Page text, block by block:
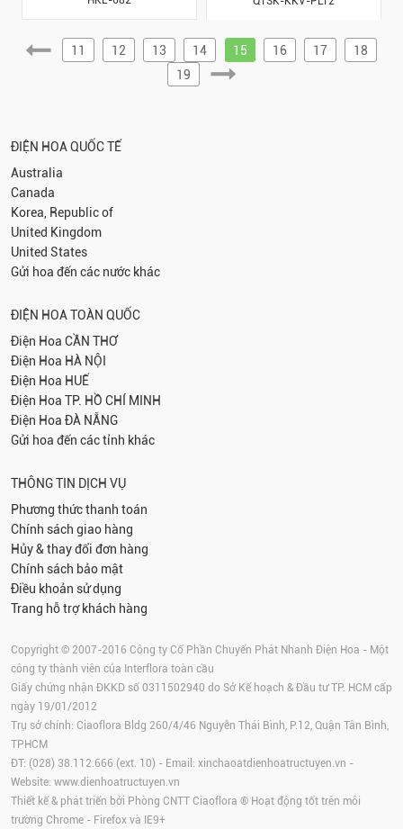
11 12 13 14 15 16 17
18
19
ĐIỆN HOA QUỐC TẾ
Australia
Canada
Korea, Republic of
United Kingdom
United States
Gửi hoa đến các nước khác
ĐIỆN HOA TOÀN QUỐC
Điện Hoa CẦN THƠ
Điện Hoa HÀ NỘI
Điện Hoa HUẾ
Điện Hoa TP. HỒ CHÍ MINH
Điện Hoa ĐÀ NẴNG
Gửi hoa đến các tỉnh khác
THÔNG TIN DỊCH VỤ
Phương thức thanh toán
Chính sách giao hàng
Hủy & thay đổi đơn hàng
Chính sách bảo mật
Điều khoản sử dụng
Trang hỗ trợ khách hàng
Copyright © 2007-2016 Công ty Cổ Phần Chuyển Phát Nhanh Điện Hoa - Một
công ty thành viên của Interflora toàn cầu
Giấy chứng nhận ĐKKD số 0311502940 do Sở Kế hoạch & Đầu tư TP. HCM cấp
ngày 19/01/2012
Trụ sở chính: Ciaoflora Bldg 260/4/46 Nguyễn Thái Bình, P.12, Quận Tân Bình,
TPHCM
ĐT: (028) 38.112.666 (ext. 10) - Email: xinchaoatdienhoatructuyen.vn -
Website: www.dienhoatructuyen.vn
Thiết kế & phát triển bởi Phòng CNTT Ciaoflora ® Hoạt động tốt trên môi
trường Chrome - Firefox và IE9+